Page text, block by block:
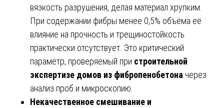
вязкость разрушения, делая материал хрупким.
При содержании фибры менее 0,5% объёма её
влияние на прочность и трещиностойкость
практически отсутствует. Это критический
параметр, проверяемый при строительной
экспертизе домов из фибропенобетона через
анализ проб и микроскопию.
Некачественное смешивание и